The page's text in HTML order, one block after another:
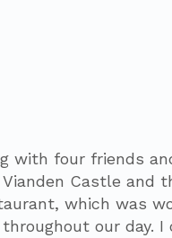
with four friends
Vianden Castle and
which was
our day.